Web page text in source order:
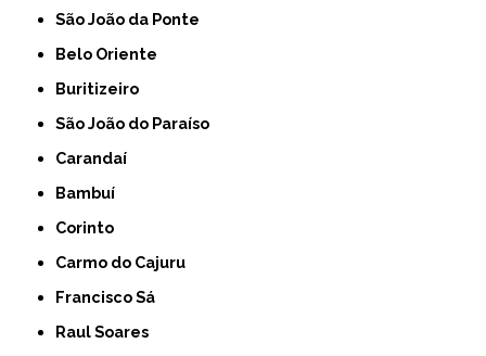
São João da Ponte
Belo Oriente
Buritizeiro
São João do Paraíso
Carandaí
Bambuí
Corinto
Carmo do Cajuru
Francisco Sá
Raul Soares